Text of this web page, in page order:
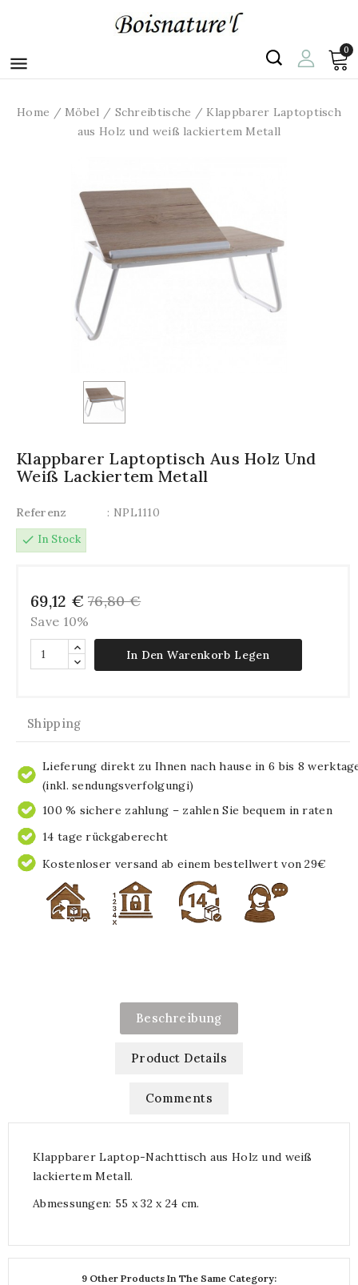

0
Home Möbel Schreibtische
Klappbarer Laptoptisch
aus Holz und weiß lackiertem Metall
Klappbarer Laptoptisch Aus Holz Und
Weiß Lackiertem Metall
Referenz
: NPL1110
check In Stock
69,12 € 76,80 €
Save 10%
In Den Warenkorb Legen
Shipping
Lieferung direkt zu Ihnen nach hause in 6 bis 8
(inkl. sendungsverfolgungi)
100 % sichere zahlung – zahlen Sie bequem in raten
14 tage rückgaberecht
Kostenloser versand ab einem bestellwert von 29€
Beschreibung
Product Details
Comments
Klappbarer Laptop-Nachttisch aus Holz und weiß
lackiertem Metall.
Abmessungen: 55 x 32 x 24 cm.
9 Other Products In The Same Category: